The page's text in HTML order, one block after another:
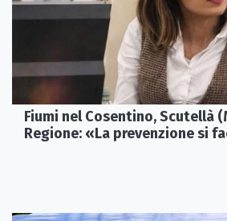
Fiumi nel Cosentino, Scutellà
Regione: «La prevenzione si